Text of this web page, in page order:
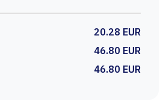
20.28 EUR
46.80 EUR
46.80 EUR